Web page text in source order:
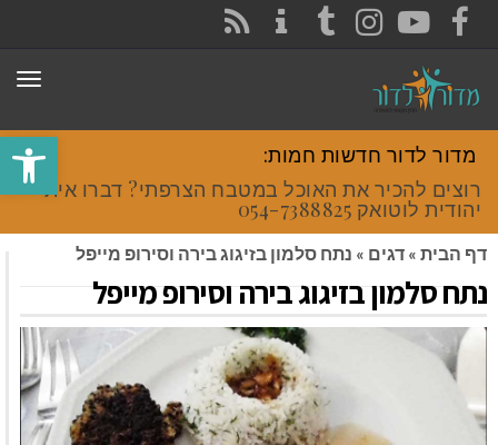
פתח
FACEBOOK
YOUTUBE
INSTAGRAM
TUMBLR
מדור לדור חדשות חמות:
רוצים להכיר את האוכל במטבח הצרפתי? דברו איתי
יהודית לוטואק 054-7388825.
דף הבית » דגים » נתח סלמון בזיגוג בירה וסירופ מייפל
נתח סלמון בזיגוג בירה וסירופ מייפל